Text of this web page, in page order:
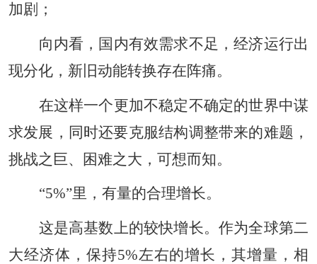
加剧；
向内看，国内有效需求不足，经济运行出
现分化，新旧动能转换存在阵痛。
在这样一个更加不稳定不确定的世界中谋
求发展，同时还要克服结构调整带来的难题，
挑战之巨、困难之大，可想而知。
“5%”里，有量的合理增长。
这是高基数上的较快增长。作为全球第二
大经济体，保持5%左右的增长，其增量，相